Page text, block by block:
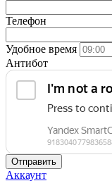
Телефон
Удобное время
Антибот
Отправить
Аккаунт